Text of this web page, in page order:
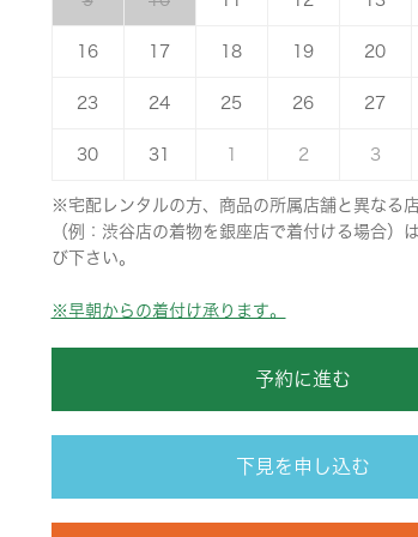
16 17 18 19 20
23 24 25 26 27
30 31 2 3
※宅配レンタルの方、商品の所属店舗と異なる
（例：渋谷店の着物を銀座店で着付ける場合）
び下さい。
※早朝からの着付け承ります。
予約に進む
下見を申し込む